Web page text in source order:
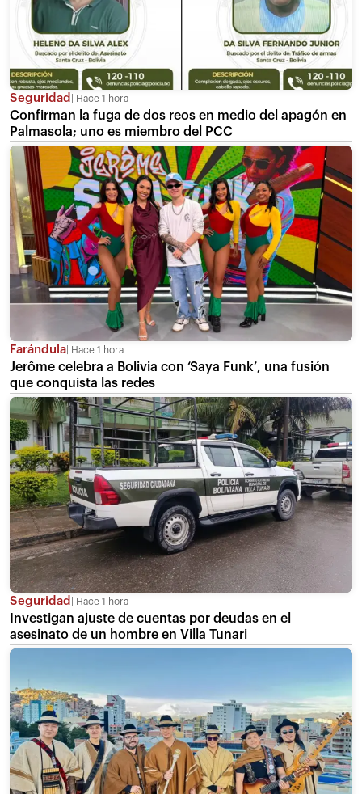
Seguridad Hace 1 hora
Confirman la fuga de dos reos en medio del apagón en
Palmasola; uno es miembro del PCC
Farándula Hace 1 hora
Jerôme celebra a Bolivia con ‘Saya Funk’, una fusión
que conquista las redes
Seguridad Hace 1 hora
Investigan ajuste de cuentas por deudas en el
asesinato de un hombre en Villa Tunari